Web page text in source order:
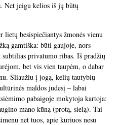
Net jeigu kelios iš jų būtų
lietų besispiečiantys žmonės vienu
gamtiška: būti gaujoje, nors
privatumo ribas. Iš pradžių
bet vis vien taupėm, o dabar
Šliaužiu į jogą, kelių tautybių
maldos judesį – labai
pabaigoje mokytoja kartoja:
mano kūną (protą, sielą). Tai
net tuos, apie kuriuos nesu